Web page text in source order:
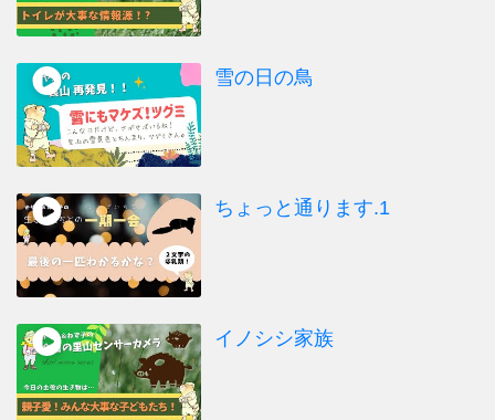
雪の日の鳥
ちょっと通ります.1
イノシシ家族